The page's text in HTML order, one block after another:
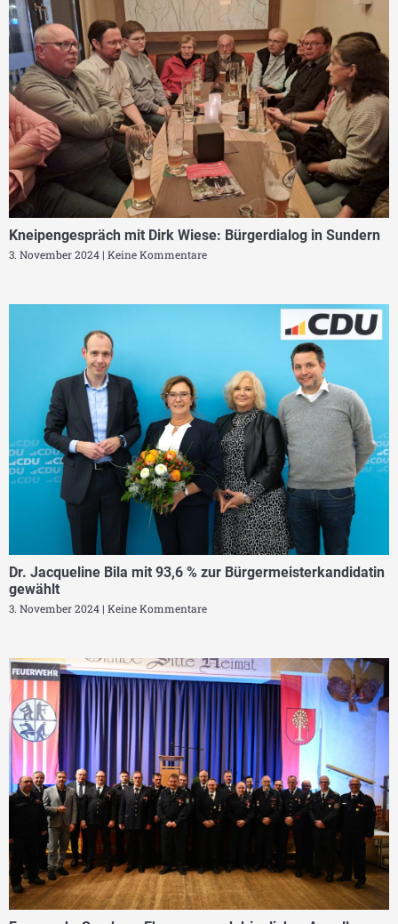
Kneipengespräch mit Dirk Wiese: Bürgerdialog in Sundern
3. November 2024 Keine Kommentare
Dr. Jacqueline Bila mit 93,6 % zur Bürgermeisterkandidatin
gewählt
3. November 2024 Keine Kommentare